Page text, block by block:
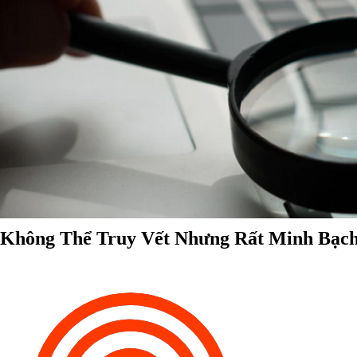
Không Thể Truy Vết Nhưng Rất Minh